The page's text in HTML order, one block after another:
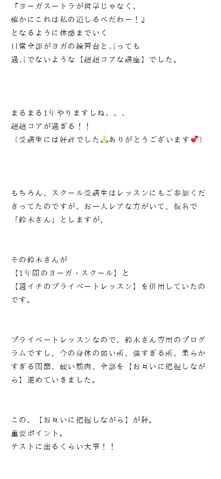
『ヨーガスートラが哲学じゃなく、
確かにこれは私の道しるべだわー！』
となるように体感までいく
日常全部がヨガの練習台と言っても
過言でないような【超超コアな講座】でした。
まるまる1年やりますしね、、、
超超コアが過ぎる！！
（受講生には好評でした
ありがとうございます ）
もちろん、スクール受講生はレッスンにもご参加くだ
さってたのですが、お一人レアな方がいて、仮名で
「鈴木さん」としますが、
その鈴木さんが
【1年間のヨーガ・スクール】と
【週イチのプライベートレッスン】を併用していたの
です。
プライベートレッスンなので、鈴木さん専用のプログ
ラムですし、今の身体の弱い所、強すぎる所、柔らか
すぎる関節、硬い筋肉、全部を【お互いに把握しなが
ら】進めていきました。
この、【お互いに把握しながら】が肝。
重要ポイント。
テストに出るくらい大事！！